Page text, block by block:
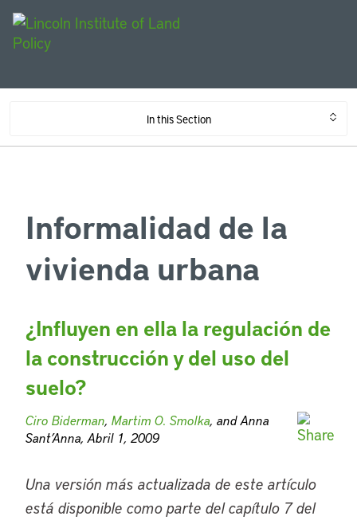
In this Section
Informalidad de la
vivienda urbana
¿Influyen en ella la regulación de
la construcción y del uso del
suelo?
Ciro Biderman, Martim O. Smolka, and Anna
Sant’Anna, Abril 1, 2009
Una versión más actualizada de este artículo
está disponible como parte del capítulo 7 del